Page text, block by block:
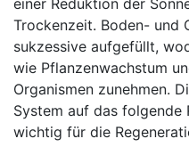
einer Reduktion der
Trockenzeit. Boden- und
sukzessive aufgefüllt,
wie Pflanzenwachstum
Organismen zunehmen.
System auf das folgende
wichtig für die